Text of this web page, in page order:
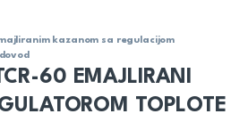
kazanom sa regulacijom
60 EMAJLIRANI
TOPLOTE